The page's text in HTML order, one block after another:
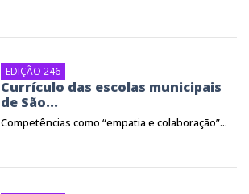
EDIÇÃO 246
Currículo das escolas municipais
de São...
Competências como “empatia e colaboração”...